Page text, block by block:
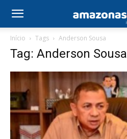
Início Tags Anderson Sousa
Tag: Anderson Sousa